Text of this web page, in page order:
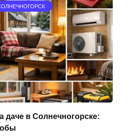
даче в Солнечногорске: